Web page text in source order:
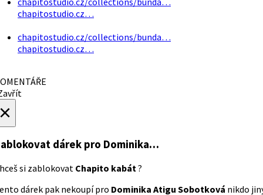
chapitostudio.cz…
chapitostudio.cz/collections/bunda…
chapitostudio.cz…
dárek pro Dominika…
si zablokovat Chapito kabát ?
dárek pak nekoupí pro Dominika Atigu Sobotková nikdo